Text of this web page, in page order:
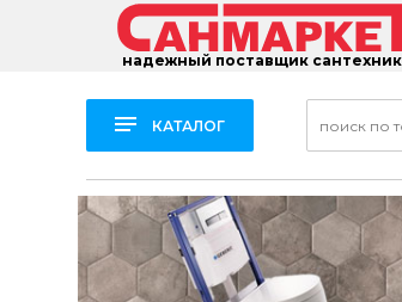
надежный поставщик
КАТАЛОГ